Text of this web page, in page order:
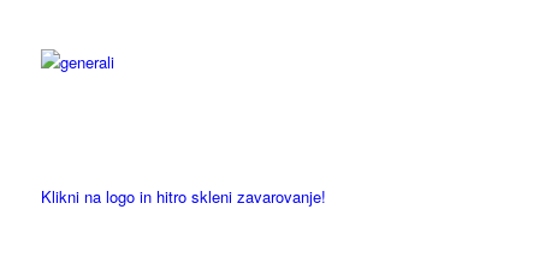
Klikni na logo in hitro skleni zavarovanje!